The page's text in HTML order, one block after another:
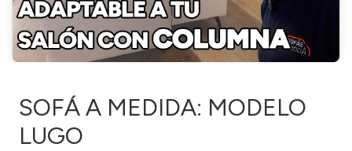
SOFÁ A MEDIDA: MODELO
LUGO